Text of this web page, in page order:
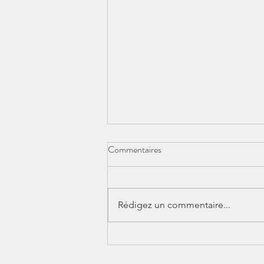
Cycle Printemps-Été 2026 : il
Commentaires
Rédigez un commentaire...